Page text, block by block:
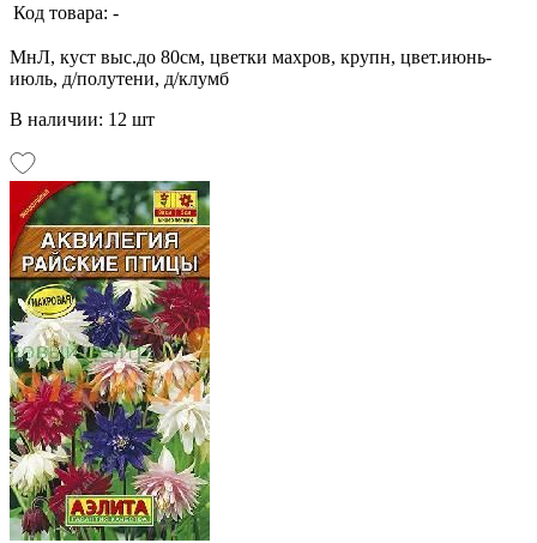
Код товара: -
МнЛ, куст выс.до 80см, цветки махров, крупн, цвет.июнь-
июль, д/полутени, д/клумб
В наличии: 12 шт